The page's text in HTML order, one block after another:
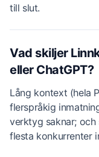
till slut.
Vad skiljer
eller ChatGPT?
Lång kontext (hela
flerspråkig
verktyg saknar; och
flesta konkurrenter